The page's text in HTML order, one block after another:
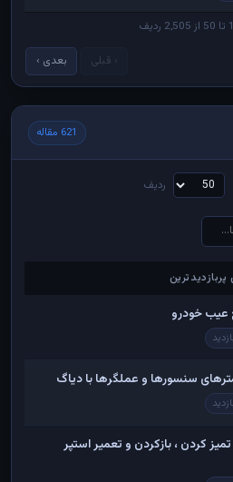
‹ قبلی بعدی ›
621 مقاله
ردیف
عیب خودرو
سنسورها و عملگرها با دیاگ
کردن ، بازکردن و تعمیر استپر